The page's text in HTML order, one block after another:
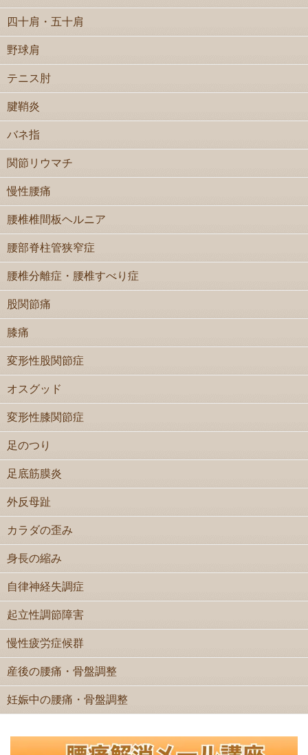
四十肩・五十肩
野球肩
テニス肘
腱鞘炎
バネ指
関節リウマチ
慢性腰痛
腰椎椎間板ヘルニア
腰部脊柱管狭窄症
腰椎分離症・腰椎すべり症
股関節痛
膝痛
変形性股関節症
オスグッド
変形性膝関節症
足のつり
足底筋膜炎
外反母趾
カラダの歪み
身長の縮み
自律神経失調症
起立性調節障害
慢性疲労症候群
産後の腰痛・骨盤調整
妊娠中の腰痛・骨盤調整